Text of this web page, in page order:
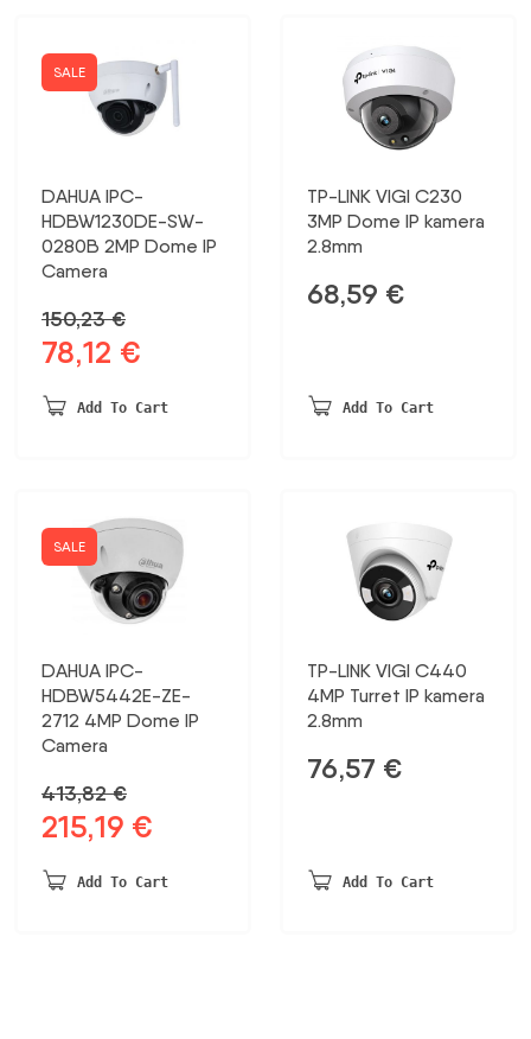
SALE
DAHUA IPC-
HDBW1230DE-SW-
0280B 2MP Dome IP
Camera
150,23€
Original
was:
78,12 €
is:
Add To Cart
TP-LINK VIGI C230
3MP Dome IP kamera
2.8mm
68,59 €
Add To Cart
SALE
DAHUA IPC-
HDBW5442E-ZE-
2712 4MP Dome IP
Camera
413,82€
Original
was:
215,19 €
is:
Add To Cart
TP-LINK VIGI C440
4MP Turret IP kamera
2.8mm
76,57 €
Add To Cart